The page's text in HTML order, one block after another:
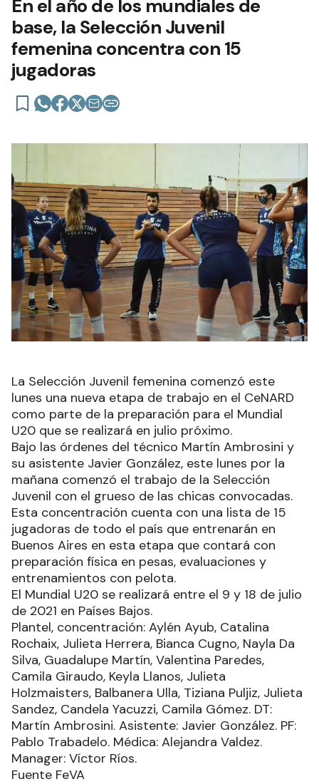
En el año de los mundiales de
base, la Selección Juvenil
femenina concentra con 15
jugadoras
La Selección Juvenil femenina comenzó este
lunes una nueva etapa de trabajo en el CeNARD
como parte de la preparación para el Mundial
U20 que se realizará en julio próximo.
Bajo las órdenes del técnico Martín Ambrosini y
su asistente Javier González, este lunes por la
mañana comenzó el trabajo de la Selección
Juvenil con el grueso de las chicas convocadas.
Esta concentración cuenta con una lista de 15
jugadoras de todo el país que entrenarán en
Buenos Aires en esta etapa que contará con
preparación física en pesas, evaluaciones y
entrenamientos con pelota.
El Mundial U20 se realizará entre el 9 y 18 de julio
de 2021 en Países Bajos.
Plantel, concentración: Aylén Ayub, Catalina
Rochaix, Julieta Herrera, Bianca Cugno, Nayla Da
Silva, Guadalupe Martín, Valentina Paredes,
Camila Giraudo, Keyla Llanos, Julieta
Holzmaisters, Balbanera Ulla, Tiziana Puljiz, Julieta
Sandez, Candela Yacuzzi, Camila Gómez. DT:
Martín Ambrosini. Asistente: Javier González. PF:
Pablo Trabadelo. Médica: Alejandra Valdez.
Manager: Víctor Ríos.
Fuente FeVA